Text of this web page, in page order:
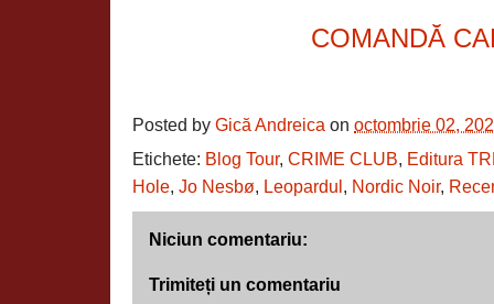
COMANDĂ
Posted by Gică Andreica on octombrie 02,
Etichete: Blog Tour, CRIME CLUB, Editura
Hole, Jo Nesbø, Leopardul , Nordic Noir,
Niciun comentariu:
Trimiteți un comentariu